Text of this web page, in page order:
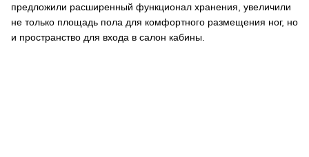
предложили расширенный функционал хранения, увеличили
не только площадь пола для комфортного размещения ног, но
и пространство для входа в салон кабины.